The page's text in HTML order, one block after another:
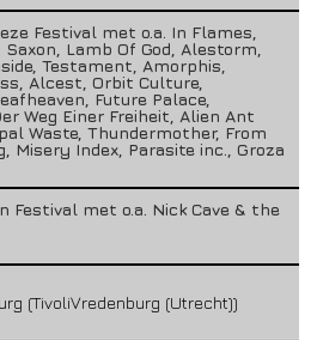
Festival met o.a. In Flames,
Lamb Of God, Alestorm,
Testament, Amorphis,
Alcest, Orbit Culture,
Future Palace,
Weg Einer Freiheit, Alien Ant
Waste, Thundermother, From
Misery Index, Parasite inc., Groza
Festival met o.a. Nick Cave & the
(TivoliVredenburg (Utrecht))